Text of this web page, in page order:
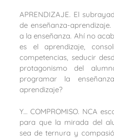
APRENDIZAJE. El
de enseñanza-
a la enseñanza. Ahí no
es el aprendizaje,
competencias, seducir
protagonismo del
programar la
aprendizaje?
Y… COMPROMISO. NCA
para que la mirada del
sea de ternura y